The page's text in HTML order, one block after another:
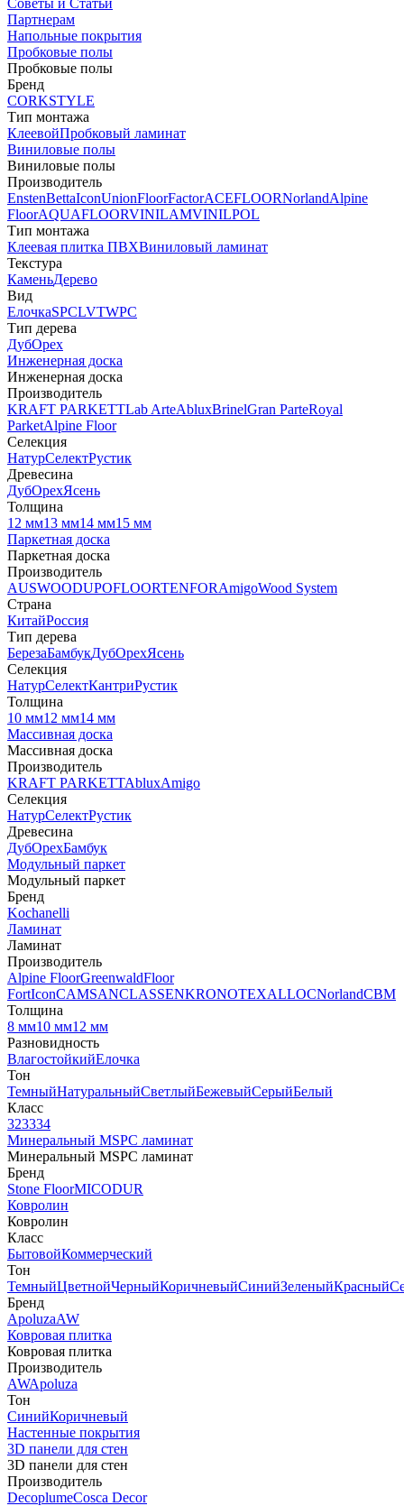
Советы и Статьи
Партнерам
Напольные покрытия
Пробковые полы
Пробковые полы
Бренд
CORKSTYLE
Тип монтажа
КлеевойПробковый ламинат
Виниловые полы
Виниловые полы
Производитель
EnstenBettaIconUnionFloorFactorACEFLOORNorlandAlpine
FloorAQUAFLOORVINILAMVINILPOL
Тип монтажа
Клеевая плитка ПВХВиниловый ламинат
Текстура
КаменьДерево
Вид
ЕлочкаSPCLVTWPC
Тип дерева
ДубОрех
Инженерная доска
Инженерная доска
Производитель
KRAFT PARKETTLab ArteAbluxBrinelGran ParteRoyal
ParketAlpine Floor
Селекция
НатурСелектРустик
Древесина
ДубОрехЯсень
Толщина
12 мм13 мм14 мм15 мм
Паркетная доска
Паркетная доска
Производитель
AUSWOODUPOFLOORTENFORAmigoWood System
Страна
КитайРоссия
Тип дерева
БерезаБамбукДубОрехЯсень
Селекция
НатурСелектКантриРустик
Толщина
10 мм12 мм14 мм
Массивная доска
Массивная доска
Производитель
KRAFT PARKETTAbluxAmigo
Селекция
НатурСелектРустик
Древесина
ДубОрехБамбук
Модульный паркет
Модульный паркет
Бренд
Kochanelli
Ламинат
Ламинат
Производитель
Alpine FloorGreenwaldFloor
FortIconCAMSANCLASSENKRONOTEXALLOCNorlandCBM
Толщина
8 мм10 мм12 мм
Разновидность
ВлагостойкийЕлочка
Тон
ТемныйНатуральныйСветлыйБежевыйСерыйБелый
Класс
323334
Минеральный MSPC ламинат
Минеральный MSPC ламинат
Бренд
Stone FloorMICODUR
Ковролин
Ковролин
Класс
БытовойКоммерческий
Тон
ТемныйЦветнойЧерныйКоричневыйСинийЗеленыйКрасный
Бренд
ApoluzaAW
Ковровая плитка
Ковровая плитка
Производитель
AWApoluza
Тон
СинийКоричневый
Настенные покрытия
3D панели для стен
3D панели для стен
Производитель
DecoplumeCosca Decor